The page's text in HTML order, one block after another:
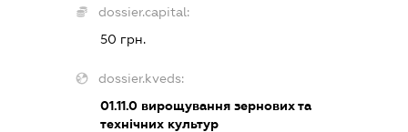
dossier.capital:
50 грн.
dossier.kveds:
01.11.0вирощування зернових та
технічних культур